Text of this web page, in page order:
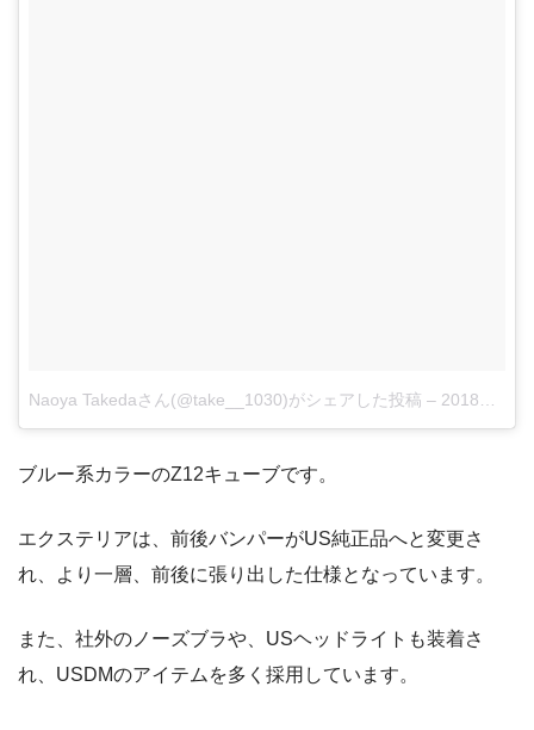
Naoya Takedaさん(@take__1030)がシェアした投稿 – 2018年 6月月26日午前4時04分PDT
ブルー系カラーのZ12キューブです。
エクステリアは、前後バンパーがUS純正品へと変更さ
れ、より一層、前後に張り出した仕様となっています。
また、社外のノーズブラや、USヘッドライトも装着さ
れ、USDMのアイテムを多く採用しています。